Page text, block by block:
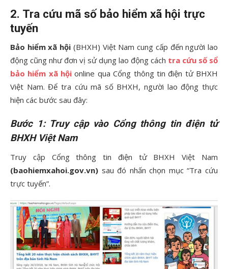
2. Tra cứu mã số bảo hiểm xã hội trực
tuyến
Bảo hiểm xã hội (BHXH) Việt Nam cung cấp đến người lao
động cũng như đơn vị sử dụng lao động cách tra cứu số sổ
bảo hiểm xã hội online qua Cổng thông tin điện tử BHXH
Việt Nam. Để tra cứu mã số BHXH, người lao động thực
hiện các bước sau đây:
Bước 1: Truy cập vào Cổng thông tin điện tử
BHXH Việt Nam
Truy cập Cổng thông tin điện tử BHXH Việt Nam
(baohiemxahoi.gov.vn) sau đó nhấn chọn mục “Tra cứu
trực tuyến”.